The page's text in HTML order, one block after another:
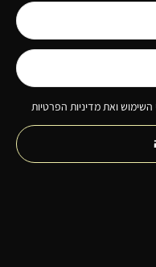
ואת מדיניות הפרטיות